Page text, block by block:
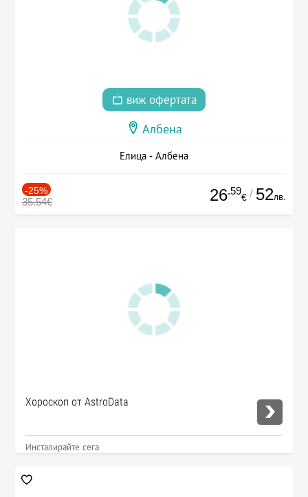
виж офертата
Албена
Елица - Албена
-25%
35.54€ 26.59
€ / 52лв.
Хороскоп от AstroData
Инсталирайте сега